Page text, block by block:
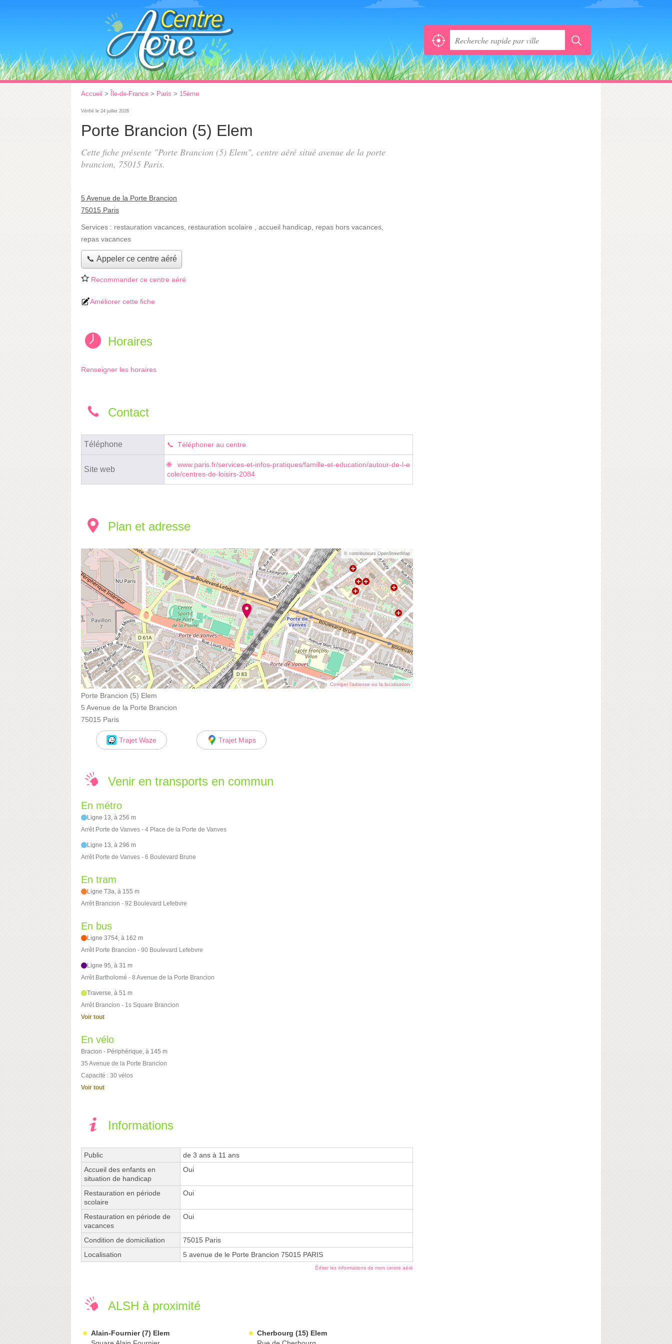
Accueil > Île-de-France > Paris > 15ème
Vérifié le 24 juillet 2026
Porte Brancion (5) Elem
Cette fiche présente "Porte Brancion (5) Elem", centre aéré situé avenue de la porte
brancion, 75015 Paris.
5 Avenue de la Porte Brancion
75015 Paris
Services : restauration vacances restauration scolaire accueil handicap repas hors vacances
repas vacances
📞 Appeler ce centre aéré
Recommander ce centre aéré
Améliorer cette fiche
Horaires
Renseigner les horaires
Contact
Téléphone Téléphoner au centre
Site web
www.paris.fr/services-et-infos-pratiques/famille-et-education/autour-de-l-e
cole/centres-de-loisirs-2084
Plan et adresse
© contributeurs OpenStreetMap
Corriger l’adresse ou la localisation
Porte Brancion (5) Elem
5 Avenue de la Porte Brancion
75015 Paris
Trajet Waze Trajet Maps
Venir en transports en commun
En métro
Ligne 13, à 256 m
Arrêt Porte de Vanves - 4 Place de la Porte de Vanves
Ligne 13, à 296 m
Arrêt Porte de Vanves - 6 Boulevard Brune
En tram
Ligne T3a, à 155 m
Arrêt Brancion - 92 Boulevard Lefebvre
En bus
Ligne 3754, à 162 m
Arrêt Porte Brancion - 90 Boulevard Lefebvre
Ligne 95, à 31 m
Arrêt Bartholomé - 8 Avenue de la Porte Brancion
Traverse, à 51 m
Arrêt Brancion - 1s Square Brancion
Voir tout
En vélo
Bracion - Périphérique, à 145 m
35 Avenue de la Porte Brancion
Capacité : 30 vélos
Voir tout
Informations
Public
de 3 ans à 11 ans
Accueil des enfants en
situation de handicap
Oui
Restauration en période
scolaire
Oui
Restauration en période de
vacances
Oui
Condition de domiciliation
75015 Paris
Localisation
5 avenue de le Porte Brancion 75015 PARIS
Éditer les informations de mon centre aéré
ALSH à proximité
Alain-Fournier (7) Elem
Cherbourg (15) Elem